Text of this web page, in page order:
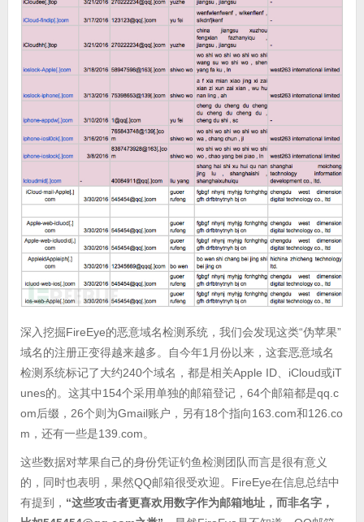
深入挖掘FireEye的恶意域名检测系统，我们会发现这类“伪苹果”
域名的注册正变得越来越多。自今年1月份以来，这套恶意域名
检测系统标记了大约240个域名，都是相关Apple ID、iCloud或iT
unes的。这其中154个采用单独的邮箱登记，64个邮箱都是qq.c
om后缀，26个则为Gmail账户，另有18个指向163.com和126.co
m，还有一些是139.com。
这些数据对苹果自己的身份凭证钓鱼检测团队而言是很有意义
的，同时也表明，果然QQ邮箱很受欢迎。FireEye在信息总结中
有提到， “这些攻击者更喜欢用数字作为邮箱地址，而非名字，